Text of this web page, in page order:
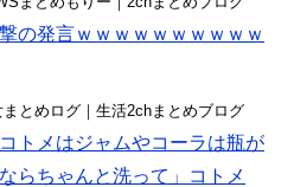
の発言ｗｗｗｗｗｗｗｗｗｗ
とめログ｜生活2chまとめブログ
トメはジャムやコーラは瓶が
らちゃんと洗って」コトメ